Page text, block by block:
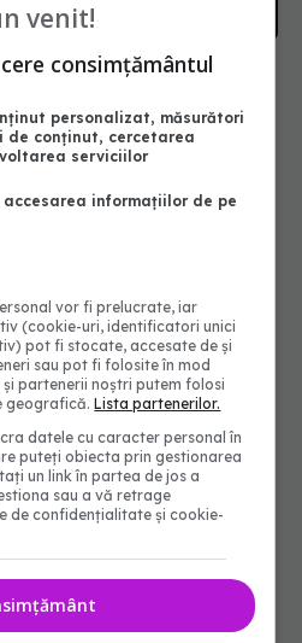
venit!
consimțământul
personalizat, măsurători
de conținut, cercetarea
serviciilor
informațiilor de pe
vor fi prelucrate, iar
(cookie-uri, identificatori unici
pot fi stocate, accesate de și
sau pot fi folosite în mod
partenerii noștri putem folosi
geografică.Lista partenerilor.
datele cu caracter personal în
puteți obiecta prin gestionarea
un link în partea de jos a
sau a vă retrage
de confidențialitate și cookie-